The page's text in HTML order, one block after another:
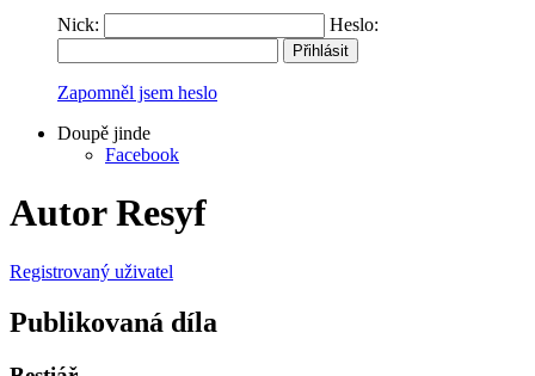
Nick: Heslo:
Zapomněl jsem heslo
Doupě jinde
Facebook
Autor Resyf
Registrovaný uživatel
Publikovaná díla